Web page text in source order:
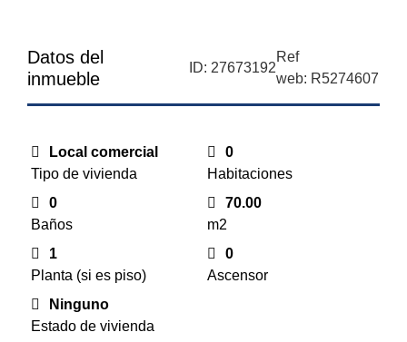
Datos del
inmueble
ID: 27673192
Ref
web: R5274607
Local comercial
Tipo de vivienda
0
Habitaciones
0
Baños
70.00
m2
1
Planta (si es piso)
0
Ascensor
Ninguno
Estado de vivienda